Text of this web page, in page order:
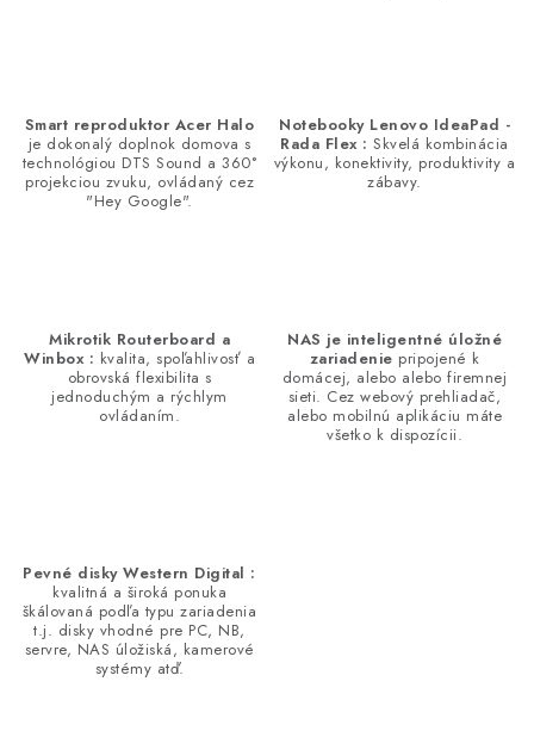
ý
p
Smart reproduktor Acer Halo
je dokonalý doplnok domova s
technológiou DTS Sound a 360°
projekciou zvuku, ovládaný cez
"Hey Google".
Notebooky Lenovo IdeaPad -
Rada Flex : Skvelá kombinácia
výkonu, konektivity, produktivity a
zábavy.
Mikrotik Routerboard a
Winbox : kvalita, spoľahlivosť a
obrovská flexibilita s
jednoduchým a rýchlym
ovládaním.
NAS je inteligentné úložné
zariadenie pripojené k
domácej, alebo alebo firemnej
sieti. Cez webový prehliadač,
alebo mobilnú aplikáciu máte
všetko k dispozícii.
Pevné disky Western Digital :
kvalitná a široká ponuka
škálovaná podľa typu zariadenia
t.j. disky vhodné pre PC, NB,
servre, NAS úložiská, kamerové
systémy atď.